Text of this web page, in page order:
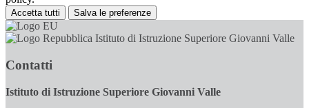
Accetta tutti Salva le preferenze
Istituto di Istruzione Superiore Giovanni Valle
Contatti
Istituto di Istruzione Superiore Giovanni Valle